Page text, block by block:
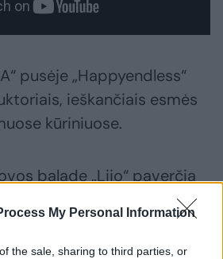
My Personal Information
the sale, sharing to third parties, or
pusėje „Happyendless“
ieškančiais esmės
kūriniuose.
baladę „Lijo“ paverčia
pulsuojančią kelionę. Šalia jų
„Hiperbolės“, „BA.“,